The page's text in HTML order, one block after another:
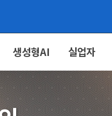
생성형AI 실업자